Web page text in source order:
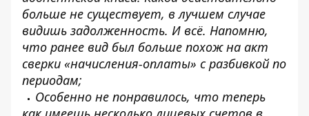
больше не существует, в лучшем случае
видишь задолженность. И всё. Напомню,
что ранее вид был больше похож на акт
сверки «начисления-оплаты» с разбивкой по
периодам;
Особенно не понравилось, что теперь